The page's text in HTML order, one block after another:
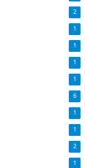
2
1
1
1
1
6
1
1
2
1